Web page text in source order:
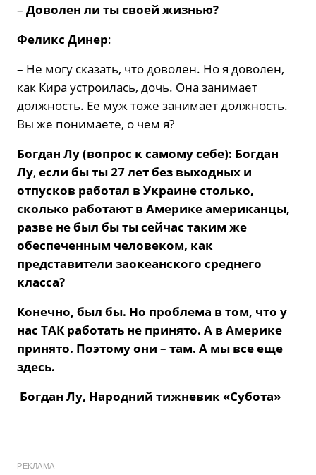
– Доволен ли ты своей жизнью?
Феликс Динер:
– Не могу сказать, что доволен. Но я доволен,
как Кира устроилась, дочь. Она занимает
должность. Ее муж тоже занимает должность.
Вы же понимаете, о чем я?
Богдан Лу (вопрос к самому себе): Богдан
Лу, если бы ты 27 лет без выходных и
отпусков работал в Украине столько,
сколько работают в Америке американцы,
разве не был бы ты сейчас таким же
обеспеченным человеком, как
представители заокеанского среднего
класса?
Конечно, был бы. Но проблема в том, что у
нас ТАК работать не принято. А в Америке
принято. Поэтому они – там. А мы все еще
здесь.
Богдан Лу, Народний тижневик «Субота»
РЕКЛАМА